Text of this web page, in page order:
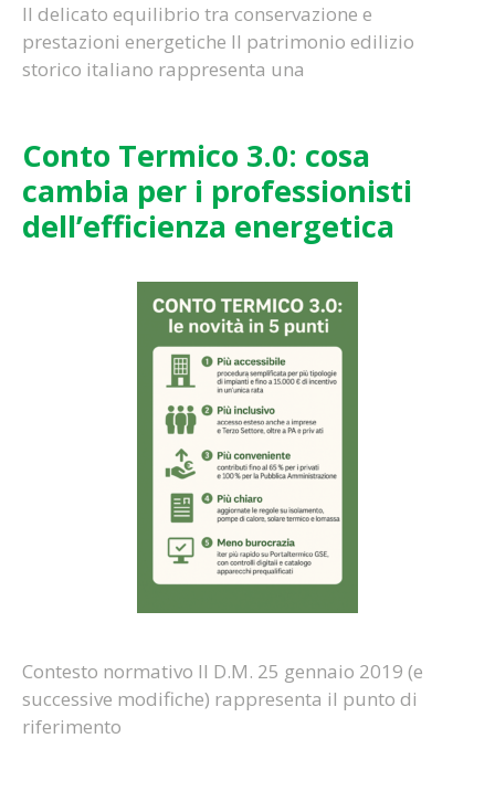
Il delicato equilibrio tra conservazione e
prestazioni energetiche Il patrimonio edilizio
storico italiano rappresenta una
Conto Termico 3.0: cosa
cambia per i professionisti
dell’efficienza energetica
Contesto normativo Il D.M. 25 gennaio 2019 (e
successive modifiche) rappresenta il punto di
riferimento